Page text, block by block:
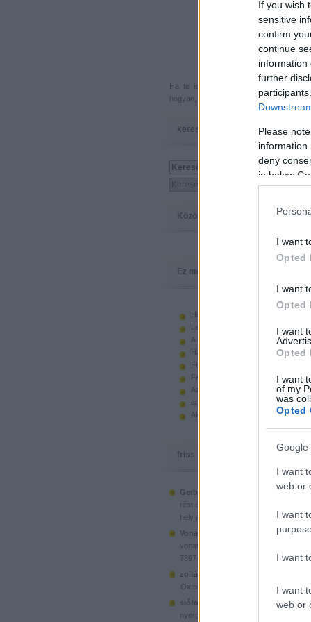
If you wish
sensitive
confirm
continue
information
further
Please
information
deny
in below
I want
Opted
I want
Opted
I want
Opted
I want
of my
was
Opted
Google
I want
web or
I want
I want
I want
web or
Ha te is küldenél egy végigjátszást,
hogyan, hova, mikor, kivel és miért,
keresés
Közösség
Ez megy
Hiányzó elemek beszerzése
Legoland Németország 2010
A kastélyok képes története
Használt legót piacról
Feltörjük a legó ugart
Fehérítsd ki!
Az Indiana Jones készletek
apró. hirdetés.
Akciók, újdonságok a polcon,
friss topikok
Gerberus:
Mostanra már a Lego is
rést é...
hely a klónoknak
Vonatotkeresek1:
@BorZol: Üdv, hol
vonatot venni...
7897 Passenger Train
zoltán999:
Oxford, a dél-koreai klón
siófoki35:
A platós teherautó
nyergesvonta...